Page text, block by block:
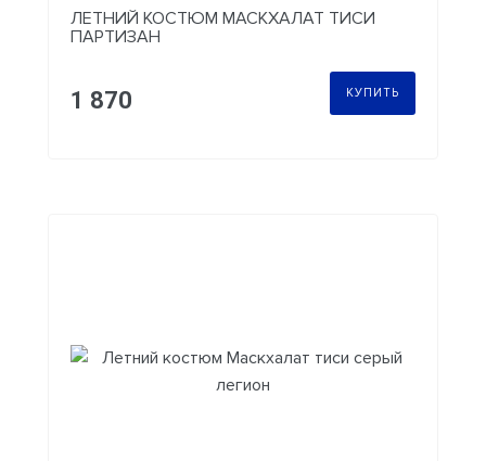
ЛЕТНИЙ КОСТЮМ МАСКХАЛАТ ТИСИ
ПАРТИЗАН
1 870 КУПИТЬ